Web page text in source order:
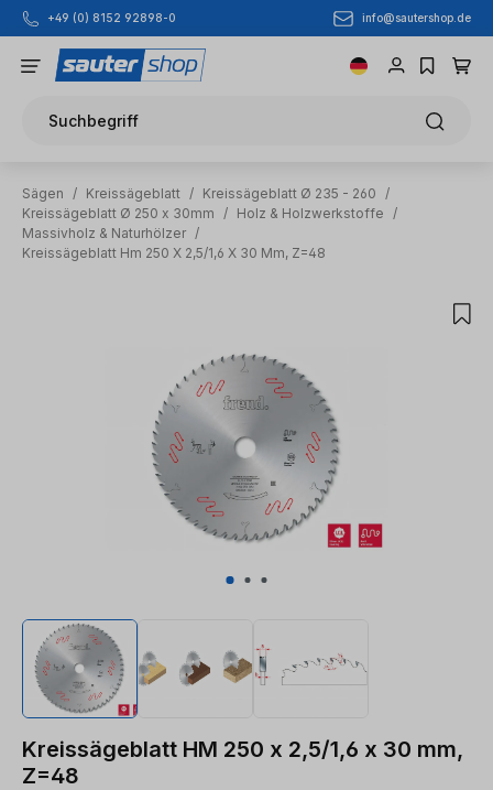
Zum Hauptinhalt springen
+49 (0) 8152 92898-0 info@sautershop.de
Suchbegriff
Sägen / Kreissägeblatt / Kreissägeblatt Ø 235 - 260
/
Kreissägeblatt Ø 250 x 30mm
/ Holz & Holzwerkstoffe
/
Massivholz & Naturhölzer /
Kreissägeblatt Hm 250 X 2,5/1,6 X 30 Mm, Z=48
Kreissägeblatt HM 250 x 2,5/1,6 x 30 mm,
Z=48